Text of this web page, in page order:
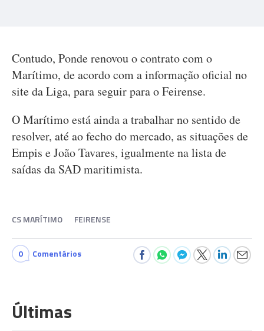
Contudo, Ponde renovou o contrato com o
Marítimo, de acordo com a informação oficial no
site da Liga, para seguir para o Feirense.
O Marítimo está ainda a trabalhar no sentido de
resolver, até ao fecho do mercado, as situações de
Empis e João Tavares, igualmente na lista de
saídas da SAD maritimista.
CS MARÍTIMO FEIRENSE
0 Comentários
Últimas